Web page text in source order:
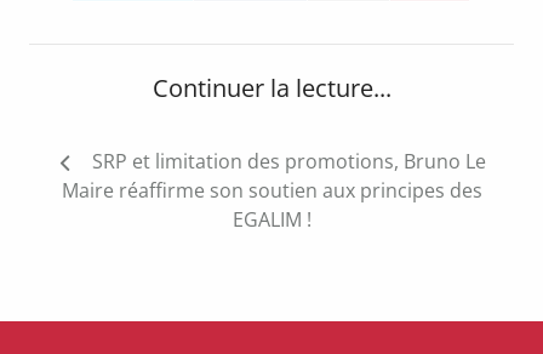
Continuer la lecture...
Navigation
de
SRP et limitation des promotions, Bruno Le
Maire réaffirme son soutien aux principes des
EGALIM !